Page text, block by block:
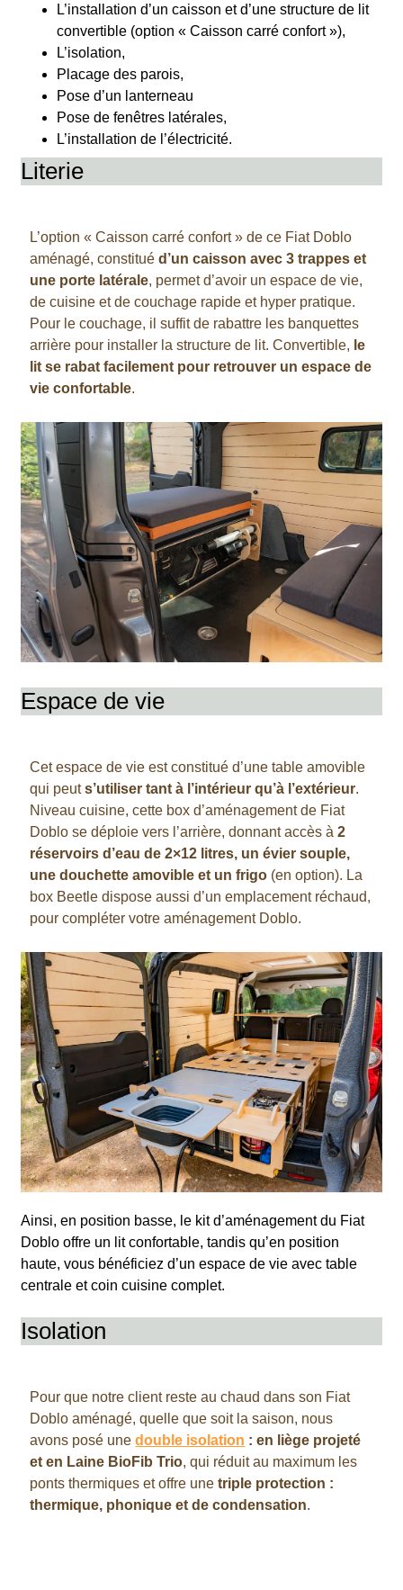
L’installation d’un caisson et d’une structure de lit
convertible (option « Caisson carré confort »),
L’isolation,
Placage des parois,
Pose d’un lanterneau
Pose de fenêtres latérales,
L’installation de l’électricité.
Literie
L’option « Caisson carré confort » de ce Fiat Doblo
aménagé, constituéd’un caisson avec 3 trappes et
une porte latérale, permet d’avoir un espace de vie,
de cuisine et de couchage rapide et hyper pratique.
Pour le couchage, il suffit de rabattre les banquettes
arrière pour installer la structure de lit. Convertible, le
lit se rabat facilement pour retrouver un espace de
vie confortable.
Espace de vie
Cet espace de vie est constitué d’une table amovible
qui peuts’utiliser tant à l’intérieur qu’à l’extérieur.
Niveau cuisine, cette box d’aménagement de Fiat
Doblo se déploie vers l’arrière, donnant accès à2
réservoirs d’eau de 2×12 litres, un évier souple,
une douchette amovible et un frigo (en option). La
box Beetle dispose aussi d’un emplacement réchaud,
pour compléter votre aménagement Doblo.
Ainsi, en position basse, le kit d’aménagement du Fiat
Doblo offre un lit confortable, tandis qu’en position
haute, vous bénéficiez d’un espace de vie avec table
centrale et coin cuisine complet.
Isolation
Pour que notre client reste au chaud dans son Fiat
Doblo aménagé, quelle que soit la saison, nous
avons posé unedouble isolation : en liège projeté
et en Laine BioFib Trio, qui réduit au maximum les
ponts thermiques et offre unetriple protection :
thermique, phonique et de condensation.